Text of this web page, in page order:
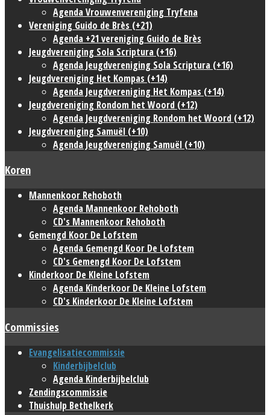
Agenda Vrouwenvereniging Tryfena
Vereniging Guido de Brès (+21)
Agenda +21 vereniging Guido de Brès
Jeugdvereniging Sola Scriptura (+16)
Agenda Jeugdvereniging Sola Scriptura (+16)
Jeugdvereniging Het Kompas (+14)
Agenda Jeugdvereniging Het Kompas (+14)
Jeugdvereniging Rondom het Woord (+12)
Agenda Jeugdvereniging Rondom het Woord (+12)
Jeugdvereniging Samuël (+10)
Agenda Jeugdvereniging Samuël (+10)
Koren
Mannenkoor Rehoboth
Agenda Mannenkoor Rehoboth
CD's Mannenkoor Rehoboth
Gemengd Koor De Lofstem
Agenda Gemengd Koor De Lofstem
CD's Gemengd Koor De Lofstem
Kinderkoor De Kleine Lofstem
Agenda Kinderkoor De Kleine Lofstem
CD's Kinderkoor De Kleine Lofstem
Commissies
Evangelisatiecommissie
Kinderbijbelclub
Agenda Kinderbijbelclub
Zendingscommissie
Thuishulp Bethelkerk